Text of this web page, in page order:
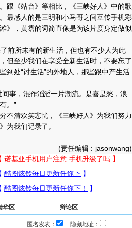
《站台》等相比，《三峡好人》中的歌
最感人的是三明和小马哥之间互传手机彩
》，黄霑的词简直像是为该片度身定做似
所未有的新生活，但也有不少人为此
但至少我们在享受全新生活时，不要忘了
到处“讨生活”的外地人，那些跟中产生活
……
事，混作滔滔一片潮流。是喜是愁，浪
。”
清欢笑悲忧，《三峡好人》为我们努力
为我们记录了。
(责任编辑：jasonwang)
华区 辩论区
匿名发表：
隐藏地址：